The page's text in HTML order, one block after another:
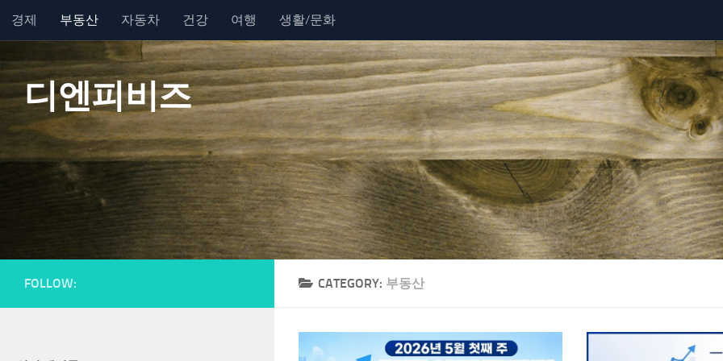
Skip to content
경제 부동산 자동차 건강 여행 생활/문화
디엔피비즈
CATEGORY: 부동산
FOLLOW: